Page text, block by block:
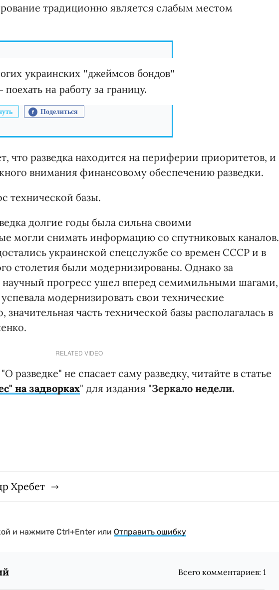
традиционно является слабым местом
украинских "джеймсов бондов"
на работу за границу.
Поделиться
что разведка находится на периферии приоритетов, и
внимания финансовому обеспечению разведки.
технической базы.
долгие годы была сильна своими
могли снимать информацию со спутниковых каналов.
украинской спецслужбе со времен СССР и в
столетия были модернизированы. Однако за
прогресс ушел вперед семимильными шагами,
модернизировать свои технические
часть технической базы располагалась в
RELATED VIDEO
разведке" не спасает саму разведку, читайте в статье
на задворках" для издания "Зеркало недели.
Хребет
и нажмите Ctrl+Enter или Отправить ошибку
Всего комментариев:1